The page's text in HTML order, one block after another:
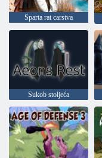
Sparta rat carstva
Sukob stoljeća